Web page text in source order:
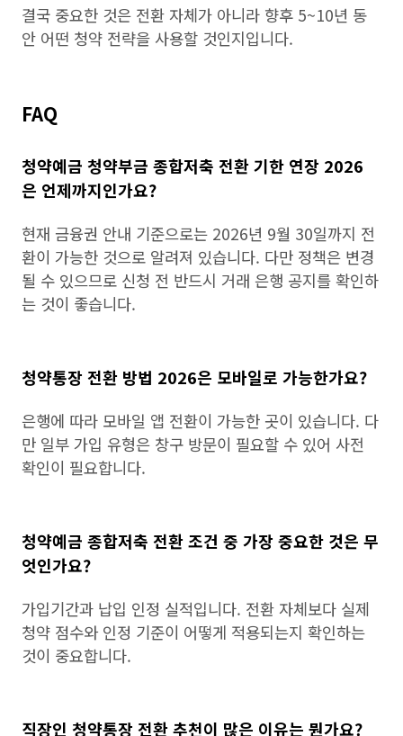
결국 중요한 것은 전환 자체가 아니라 향후 5~10년 동
안 어떤 청약 전략을 사용할 것인지입니다.
FAQ
청약예금 청약부금 종합저축 전환 기한 연장 2026
은 언제까지인가요?
현재 금융권 안내 기준으로는 2026년 9월 30일까지 전
환이 가능한 것으로 알려져 있습니다. 다만 정책은 변경
될 수 있으므로 신청 전 반드시 거래 은행 공지를 확인하
는 것이 좋습니다.
청약통장 전환 방법 2026은 모바일로 가능한가요?
은행에 따라 모바일 앱 전환이 가능한 곳이 있습니다. 다
만 일부 가입 유형은 창구 방문이 필요할 수 있어 사전
확인이 필요합니다.
청약예금 종합저축 전환 조건 중 가장 중요한 것은 무
엇인가요?
가입기간과 납입 인정 실적입니다. 전환 자체보다 실제
청약 점수와 인정 기준이 어떻게 적용되는지 확인하는
것이 중요합니다.
직장인 청약통장 전환 추천이 많은 이유는 뭔가요?